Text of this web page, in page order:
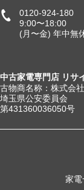
0120-924-180
9:00〜18:00
(月〜金) 年中無
中古家電専門店 リサ
古物商名称：株式会
埼玉県公安委員会
第431360036050号
家電